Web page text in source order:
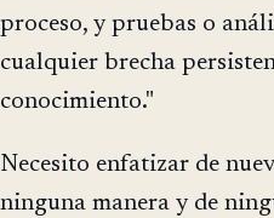
proceso, y pruebas o
cualquier brecha
conocimiento."
Necesito enfatizar de
ninguna manera y de